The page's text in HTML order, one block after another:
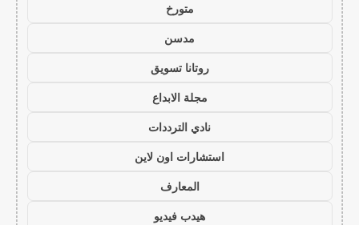
متورخ
مدسن
روتانا تسويق
مجلة الابداع
نادي الترددات
استشارات اون لاين
المعارف
هيدب فيديو